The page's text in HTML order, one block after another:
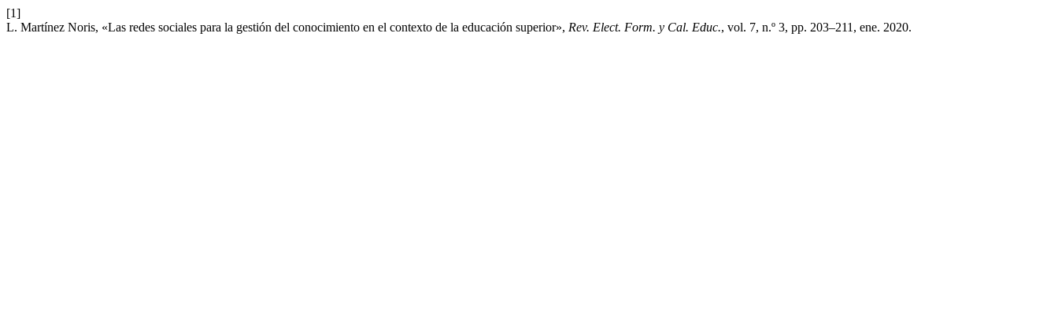
[1]
L. Martínez Noris, «Las redes sociales para la gestión del conocimiento en el contexto de la educación superior», Rev. Elect. Form. y Cal. Educ., vol. 7, n.º 3, pp. 203–211, ene. 2020.